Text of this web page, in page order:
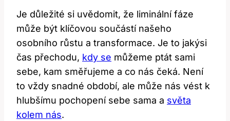
Je důležité si uvědomit, že liminální fáze
může být klíčovou součástí našeho
osobního růstu a transformace. Je to jakýsi
čas ‍přechodu,⁤ kdy se ‍ můžeme ptát sami
sebe,⁤ kam směřujeme ⁣a⁣ co‌ nás čeká. Není
to⁤ vždy snadné období, ⁣ale může nás ⁤vést k
hlubšímu pochopení sebe sama ⁢a světa
kolem⁢ nás.